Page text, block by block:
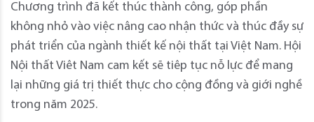
Chương trình đã kết thúc thành công, góp phần
không nhỏ vào việc nâng cao nhận thức và thúc đầy sự
phát triển của ngành thiết kế nội thất tại Việt Nam. Hội
Nội thất Viêt Nam cam kết sẽ tiêp tục nỗ lực để mang
lại những giá trị thiết thực cho cộng đồng và giới nghề
trong năm 2025.